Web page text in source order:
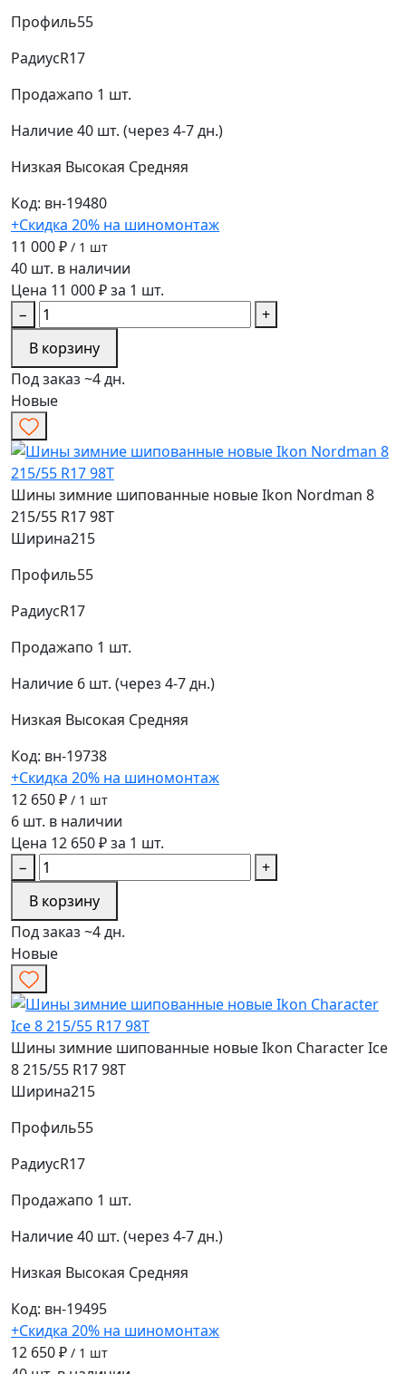
Профиль55
РадиусR17
Продажапо 1 шт.
Наличие40 шт. (через 4-7 дн.)
Низкая Высокая Средняя
Код: вн-19480
+Скидка 20% на шиномонтаж
11 000 ₽ / 1 шт
40 шт. в наличии
Цена 11 000 ₽ за 1 шт.
−
+
В корзину
Под заказ ~4 дн.
Новые
Шины зимние шипованные новые Ikon Nordman 8
215/55 R17 98T
Ширина215
Профиль55
РадиусR17
Продажапо 1 шт.
Наличие 6 шт. (через 4-7 дн.)
Низкая Высокая Средняя
Код: вн-19738
+Скидка 20% на шиномонтаж
12 650 ₽ / 1 шт
6 шт. в наличии
Цена 12 650 ₽ за 1 шт.
−
+
В корзину
Под заказ ~4 дн.
Новые
Шины зимние шипованные новые Ikon Character Ice
8 215/55 R17 98T
Ширина215
Профиль55
РадиусR17
Продажапо 1 шт.
Наличие40 шт. (через 4-7 дн.)
Низкая Высокая Средняя
Код: вн-19495
+Скидка 20% на шиномонтаж
12 650 ₽ / 1 шт